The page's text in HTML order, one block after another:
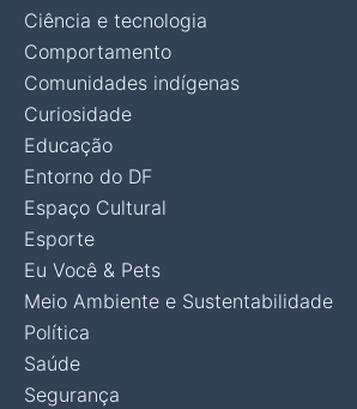
Ciência e tecnologia
Comportamento
Comunidades indígenas
Curiosidade
Educação
Entorno do DF
Espaço Cultural
Esporte
Eu Você & Pets
Meio Ambiente e Sustentabilidade
Política
Saúde
Segurança